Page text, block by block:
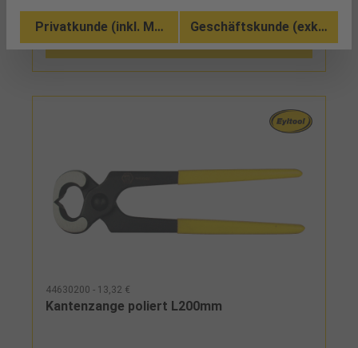
Vergleichen
Zu den Ausführungen (3)
44630200 - 13,32 €
Kantenzange poliert L200mm
Privatkunde (inkl. MwSt.) Geschäftskunde (exkl.